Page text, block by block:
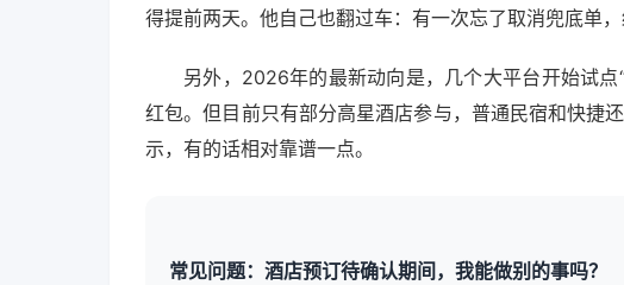
得提前两天。他自己也翻过车：有一次忘了取消兜底单
另外，2026年的最新动向是，几个大平台开始试
红包。但目前只有部分高星酒店参与，普通民宿和快捷
示，有的话相对靠谱一点。
常见问题：酒店预订待确认期间，我能做别的事吗？